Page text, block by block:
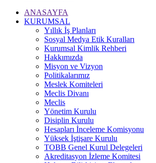
ANASAYFA
KURUMSAL
Yıllık İş Planları
Sosyal Medya Etik Kuralları
Kurumsal Kimlik Rehberi
Hakkımızda
Misyon ve Vizyon
Politikalarımız
Meslek Komiteleri
Meclis Divanı
Meclis
Yönetim Kurulu
Disiplin Kurulu
Hesapları İnceleme Komisyonu
Yüksek İştişare Kurulu
TOBB Genel Kurul Delegeleri
Akreditasyon İzleme Komitesi